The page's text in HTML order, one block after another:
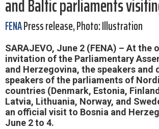
and Baltic parliaments
FENAPress release, Photo: Illustration
SARAJEVO, June 2 (FENA) – At the
invitation of the Parliamentary
and Herzegovina, the speakers and
speakers of the parliaments of
countries (Denmark, Estonia,
Latvia, Lithuania, Norway, and
an official visit to Bosnia and
June 2 to 4.